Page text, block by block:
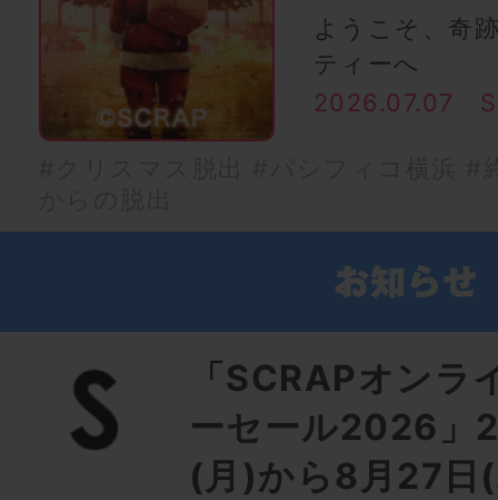
ようこそ、奇
ティーへ
2026.07.07
「SCRAPオンラ
ーセール2026」
(月)から8月27日